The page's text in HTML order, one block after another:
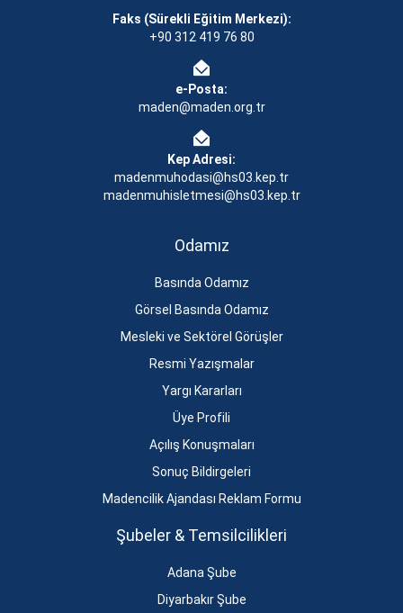
Faks (Sürekli Eğitim Merkezi):
+90 312 419 76 80
e-Posta:
maden@maden.org.tr
Kep Adresi:
madenmuhodasi@hs03.kep.tr
madenmuhisletmesi@hs03.kep.tr
Odamız
Basında Odamız
Görsel Basında Odamız
Mesleki ve Sektörel Görüşler
Resmi Yazışmalar
Yargı Kararları
Üye Profili
Açılış Konuşmaları
Sonuç Bildirgeleri
Madencilik Ajandası Reklam Formu
Şubeler & Temsilcilikleri
Adana Şube
Diyarbakır Şube